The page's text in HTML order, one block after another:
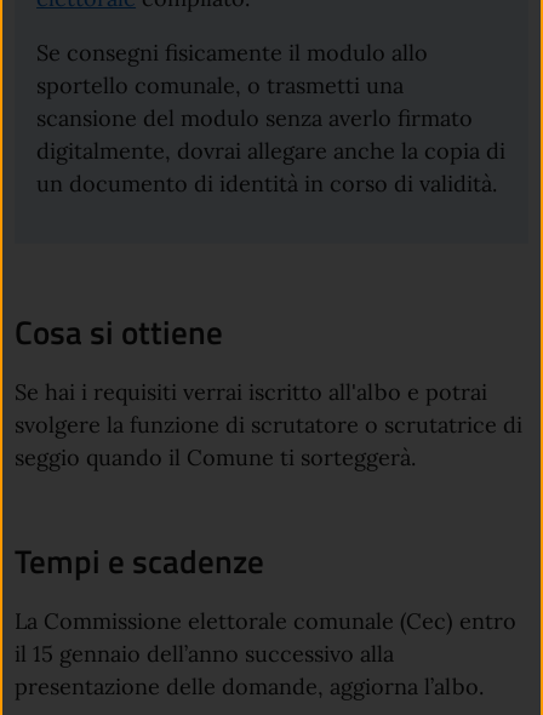
Se consegni fisicamente il modulo allo
sportello comunale, o trasmetti una
scansione del modulo senza averlo firmato
digitalmente, dovrai allegare anche la copia di
un documento di identità in corso di validità.
Cosa si ottiene
Se hai i requisiti verrai iscritto all'albo e potrai
svolgere la funzione di scrutatore o scrutatrice di
seggio quando il Comune ti sorteggerà.
Tempi e scadenze
La Commissione elettorale comunale (Cec) entro
il 15 gennaio dell’anno successivo alla
presentazione delle domande, aggiorna l’albo.